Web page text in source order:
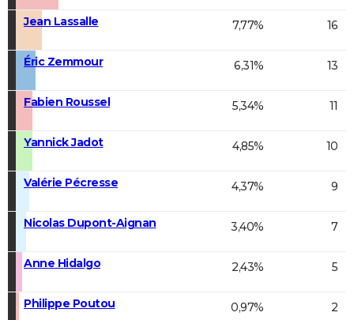
Jean Lassalle 7,77% 16
Éric Zemmour 6,31% 13
Fabien Roussel 5,34% 11
Yannick Jadot 4,85% 10
Valérie Pécresse 4,37% 9
Nicolas Dupont-Aignan 3,40% 7
Anne Hidalgo 2,43% 5
Philippe Poutou 0,97% 2